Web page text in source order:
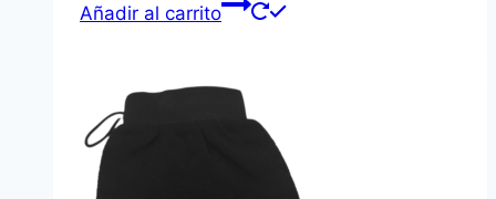
Añadir al carrito